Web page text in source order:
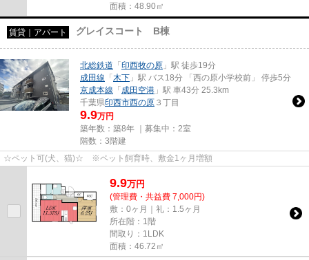
面積：48.90㎡
賃貸｜アパート グレイスコート B棟
北総鉄道 「印西牧の原 」駅 徒歩19分
成田線 「木下 」駅 バス18分 「西の原小学校前」 停歩5分
京成本線 「成田空港 」駅 車43分 25.3km
千葉県印西市西の原 ３丁目
9.9万円
築年数：築8年 ｜募集中： 2室
階数：3階建
☆ペット可(犬、猫)☆ ※ペット飼育時、敷金1ヶ月増額
9.9万円
(管理費・共益費 7,000円)
敷：0ヶ月｜礼：1.5ヶ月
所在階：1階
間取り：1LDK
面積：46.72㎡